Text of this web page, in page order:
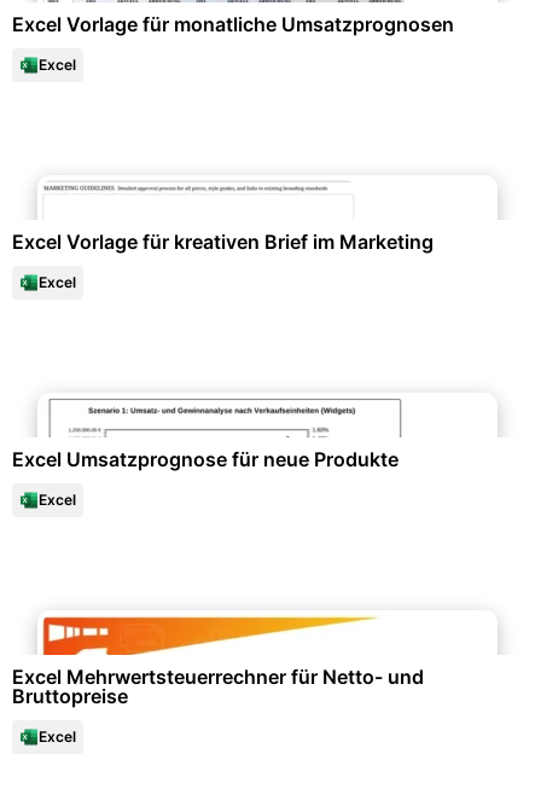
Excel Vorlage für monatliche Umsatzprognosen
Excel
Excel Vorlage für kreativen Brief im Marketing
Excel
Excel Umsatzprognose für neue Produkte
Excel
Excel Mehrwertsteuerrechner für Netto- und
Bruttopreise
Excel